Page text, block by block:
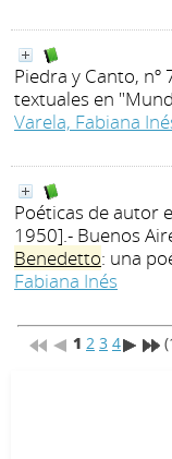
Piedra y Canto, nº
textuales en
Varela, Fabiana
Poéticas de autor
1950].- Buenos
Benedetto: una
Fabiana Inés
1 2 3 4